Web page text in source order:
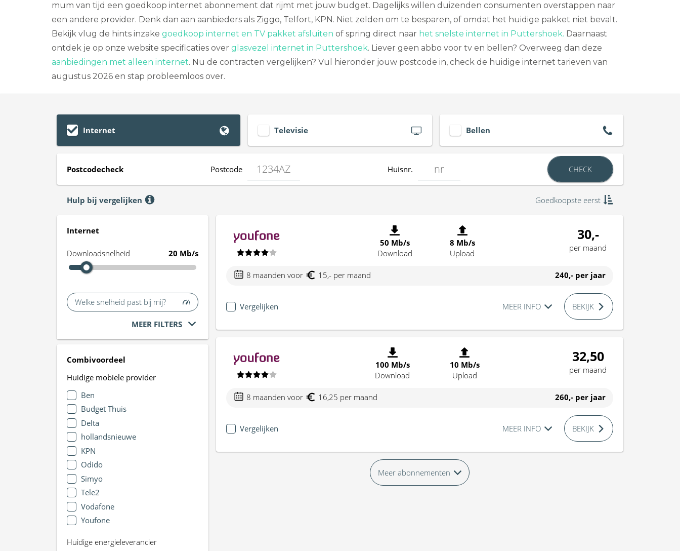
mum van tijd een goedkoop internet abonnement dat rijmt met jouw budget. Dagelijks willen duizenden consumenten overstappen naar
een andere provider. Denk dan aan aanbieders als Ziggo, Telfort, KPN. Niet zelden om te besparen, of omdat het huidige pakket niet bevalt.
Bekijk vlug de hints inzake goedkoop internet en TV pakket afsluiten of spring direct naar het snelste internet in Puttershoek. Daarnaast
ontdek je op onze website specificaties over glasvezel internet in Puttershoek. Liever geen abbo voor tv en bellen? Overweeg dan deze
aanbiedingen met alleen internet. Nu de contracten vergelijken? Vul hieronder jouw postcode in, check de huidige internet tarieven van
augustus 2026 en stap probleemloos over.
Internet Televisie Bellen
Postcodecheck Postcode Huisnr. CHECK
Hulp bij vergelijken Goedkoopste eerst
Internet
Downloadsnelheid 20 Mb/s
Welke snelheid past bij mij?
MEER FILTERS
Combivoordeel
Huidige mobiele provider
Ben
Budget Thuis
Delta
hollandsnieuwe
KPN
Odido
Simyo
Tele2
Vodafone
Youfone
Huidige energieleverancier
50 Mb/s
Download
8 Mb/s
Upload
30,-
per maand
8 maanden voor 15,- per maand 240,- per jaar
Vergelijken MEER INFO BEKIJK
100 Mb/s
Download
10 Mb/s
Upload
32,50
per maand
8 maanden voor 16,25 per maand 260,- per jaar
Vergelijken MEER INFO BEKIJK
Meer abonnementen